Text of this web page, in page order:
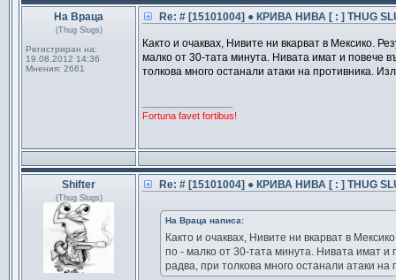
На Враца
(Thug Slugs)
Регистриран на:
19.08.2012 14:36
Мнения: 2661
Re: # [15101004] ● КРИВА НИВА [ : ] THUG
Както и очаквах, Нивите ни вкарват в Мексико.
малко от 30-тата минута. Нивата имат и повече
толкова много останали атаки на противника.
Fortuna favet fortibus!
Shifter
(Thug Slugs)
Re: # [15101004] ● КРИВА НИВА [ : ] THUG
На Враца написа:
Както и очаквах, Нивите ни вкарват в
по - малко от 30-тата минута. Нивата имат
радва, при толкова много останали атаки